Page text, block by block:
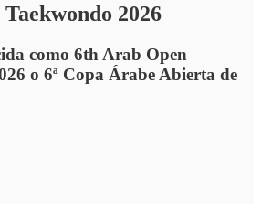
2026
como 6th Arab Open
o 6ª Copa Árabe Abierta de